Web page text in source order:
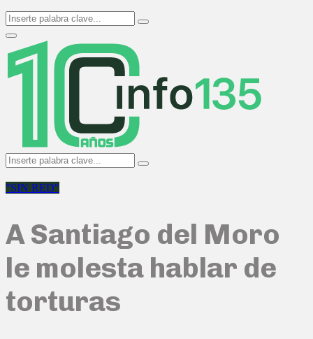
Search
for:
Search
Primary
Menu
Search
for:
Search
"SIN RED"
A Santiago del Moro
le molesta hablar de
torturas